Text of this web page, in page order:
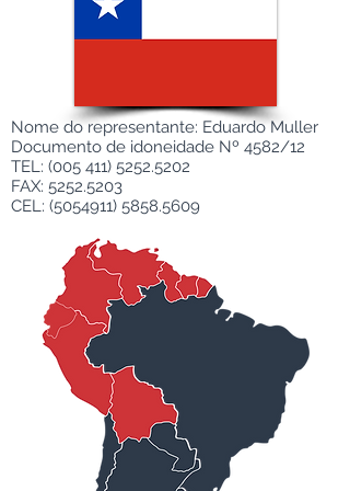
Nome do representante: Eduardo Muller
Documento de idoneidade Nº 4582/12
TEL: (005 411) 5252.5202
FAX: 5252.5203
CEL: (5054911) 5858.5609